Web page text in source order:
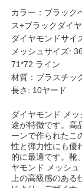
カラー：ブラック
ス+ブラックダイ
ダイヤモンドサイ
メッシュサイズ:
71*72 ライン
材質：プラスチッ
長さ: 10ヤード
ダイヤモンド メ
途が特徴です。高
ーンで作られたこ
性と弾力性にも優
的に最適です。靴
ヤモンド メッシ
上の高級感のある